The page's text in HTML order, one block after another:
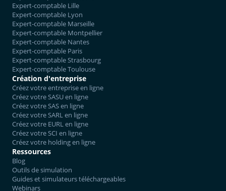
Expert-comptable Lille
Expert-comptable Lyon
Expert-comptable Marseille
Expert-comptable Montpellier
Expert-comptable Nantes
Expert-comptable Paris
Expert-comptable Strasbourg
Expert-comptable Toulouse
Création d'entreprise
Créez votre entreprise en ligne
Créez votre SASU en ligne
Créez votre SAS en ligne
Créez votre SARL en ligne
Créez votre EURL en ligne
Créez votre SCI en ligne
Créez votre holding en ligne
Ressources
Blog
Outils de simulation
Guides et simulateurs téléchargeables
Webinars